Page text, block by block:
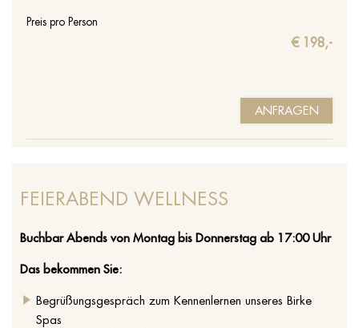
Preis pro Person
€ 198,-
ANFRAGEN
FEIERABEND WELLNESS
Buchbar Abends von Montag bis Donnerstag ab 17:00 Uhr
Das bekommen Sie:
Begrüßungsgespräch zum Kennenlernen unseres Birke
Spas